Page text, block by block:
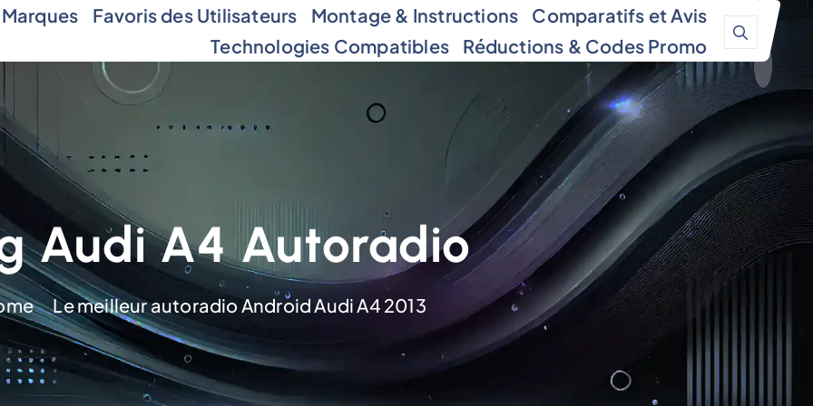
Favoris des Utilisateurs Montage & Instructions
Comparatifs et Avis
Technologies Compatibles
Réductions & Codes Promo
Audi A4 Autoradio
Le meilleur autoradio Android Audi A4 2013